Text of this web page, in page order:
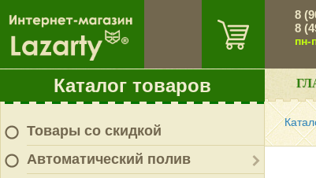
Каталог товаров
Товары со скидкой
Автоматический полив
8
8
пн-